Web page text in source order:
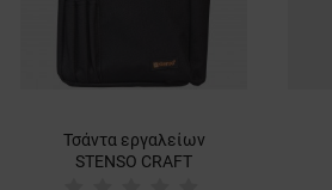
Τσάντα εργαλείων
STENSO CRAFT